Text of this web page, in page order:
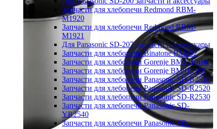
Запчасти для хлебопечи Redmond RBM-
M1920
Запчасти для хлебопечи Redmond RBM-
M1921
Для Panasonic SD-207 запчасти и аксессуары
Запчасти для хлебопечи Binatone BM202
Запчасти для хлебопечи Gorenje BM1210BK
Запчасти для хлебопечи Gorenje BM910WII
Запчасти для хлебопечи Panasonic SD-B2510
Запчасти для хлебопечи Panasonic SD-R2520
Запчасти для хлебопечи Panasonic SD-R2530
Запчасти для хлебопечи Panasonic SD-
YR2540
Запчасти для хлебопечи Panasonic SD-